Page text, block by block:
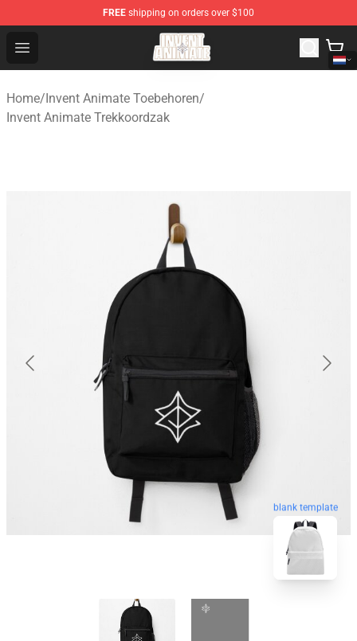
FREE shipping on orders over $100
Open menu
Invent Animate Shop - Official Invent Animate
Home/Invent Animate Toebehoren/
Invent Animate Trekkoordzak
blank template